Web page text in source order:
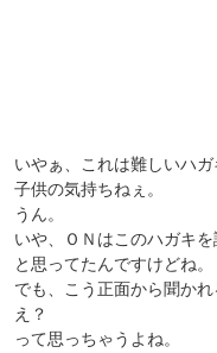
いやぁ、これは難しいハガ
子供の気持ちねぇ。
うん。
いや、ＯＮはこのハガキ
と思ってたんですけどね。
でも、こう正面から聞かれ
え？
って思っちゃうよね。